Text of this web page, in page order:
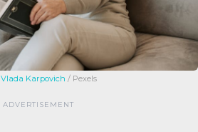
Vlada Karpovich / Pexels